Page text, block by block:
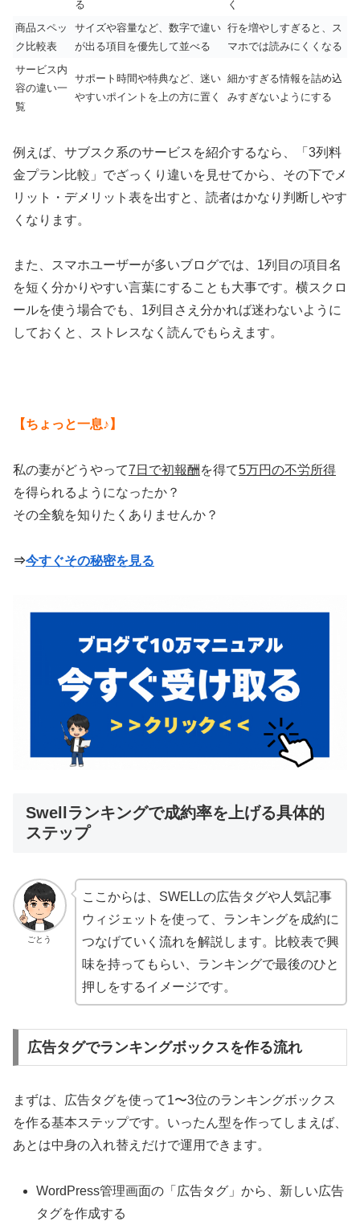
る
く
商品スペッ
ク比較表
サイズや容量など、数字で違い
が出る項目を優先して並べる
行を増やしすぎると、ス
マホでは読みにくくなる
サービス内
容の違い一
覧
サポート時間や特典など、迷い
やすいポイントを上の方に置く
細かすぎる情報を詰め込
みすぎないようにする
例えば、サブスク系のサービスを紹介するなら、「3列料
金プラン比較」でざっくり違いを見せてから、その下でメ
リット・デメリット表を出すと、読者はかなり判断しやす
くなります。
また、スマホユーザーが多いブログでは、1列目の項目名
を短く分かりやすい言葉にすることも大事です。横スクロ
ールを使う場合でも、1列目さえ分かれば迷わないように
しておくと、ストレスなく読んでもらえます。
【ちょっと一息♪】
私の妻がどうやって7日で初報酬 を得て5万円の不労所得
を得られるようになったか？
その全貌を知りたくありませんか？
⇒今すぐその秘密を見る
Swellランキングで成約率を上げる具体的
ステップ
ごとう
ここからは、SWELLの広告タグや人気記事
ウィジェットを使って、ランキングを成約に
つなげていく流れを解説します。比較表で興
味を持ってもらい、ランキングで最後のひと
押しをするイメージです。
広告タグでランキングボックスを作る流れ
まずは、広告タグを使って1〜3位のランキングボックス
を作る基本ステップです。いったん型を作ってしまえば、
あとは中身の入れ替えだけで運用できます。
WordPress管理画面の「広告タグ」から、新しい広告
タグを作成する